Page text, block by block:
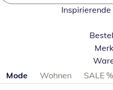
Inspirierende
Produktkategorien
Mode Wohnen SALE %